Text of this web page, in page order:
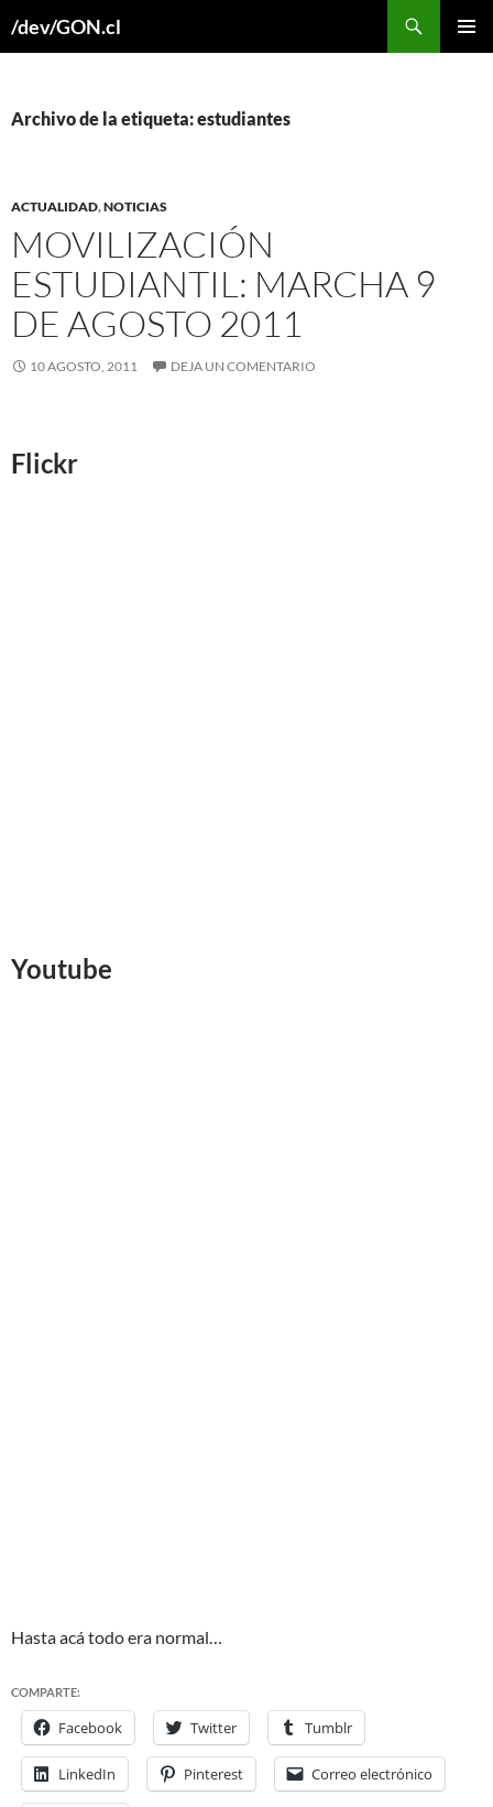
/dev/GON.cl
Archivo de la etiqueta: estudiantes
ACTUALIDAD,NOTICIAS
MOVILIZACIÓN
ESTUDIANTIL: MARCHA 9
DE AGOSTO 2011
10 AGOSTO, 2011 DEJA UN COMENTARIO
Flickr
Youtube
Hasta acá todo era normal…
COMPARTE:
Facebook Twitter Tumblr
LinkedIn Pinterest Correo electrónico